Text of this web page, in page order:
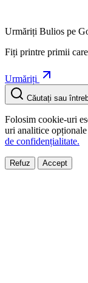
Urmăriți Bulios pe
Fiți printre primii
Urmăriți
Căutați sau
Folosim cookie-uri
uri analitice
de confidențialitate.
Refuz Accept